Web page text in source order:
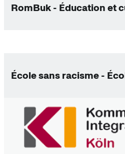
RomBuk - Éducation et
École sans racisme -